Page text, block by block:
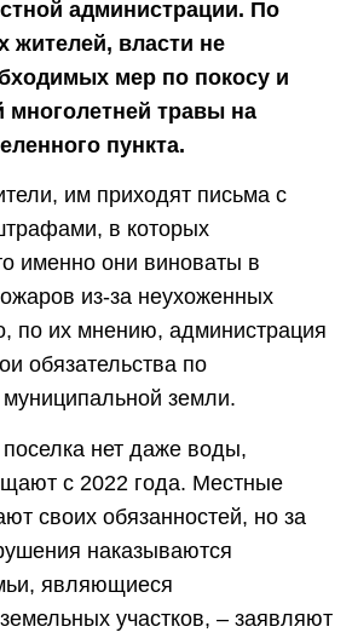
администрации. По
жителей, власти не
мер по покосу и
многолетней травы на
пункта.
им приходят письма с
в которых
именно они виноваты в
из-за неухоженных
по их мнению, администрация
обязательства по
муниципальной земли.
нет даже воды,
с 2022 года. Местные
своих обязанностей, но за
наказываются
являющиеся
участков, – заявляют